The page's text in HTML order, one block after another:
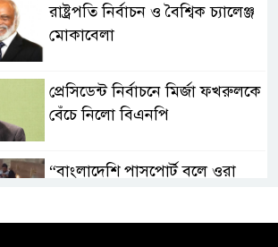
রাষ্ট্রপতি নির্বাচন ও বৈশ্বিক চ্যালেঞ্জ
মোকাবেলা
প্রেসিডেন্ট নির্বাচনে মির্জা ফখরুলকে
বেঁচে নিলো বিএনপি
“বাংলাদেশি পাসপোর্ট বলে ওরা